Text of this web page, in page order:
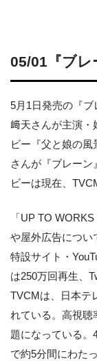
05/01『ブレ
5月1日発売の『ブ
﨑天さんが主演・
ビー『父と娘の
さんが『ブレー
ビーは現在、
「UP TO
や屋外広告につい
特設サイト・
は250万回再生、
TVCMは、日本テ
れている。高視聴
題になっている。
で約5分間にわた